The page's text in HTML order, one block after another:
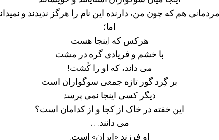
هم که چون من، دارنده این نام را هرگز ندیدند و
اما؛
هرکس که اینجا هست
با خشم و فریادی گره در مشت
می داند، که او را کُشت!
بر گِرد گور تازه جمعی سوگواران است
دیگر کسی اینجا نمی پرسد
این خفته در خاک از کجا و از کدامان است؟
می دانند…
او فرزند «ایران» است.